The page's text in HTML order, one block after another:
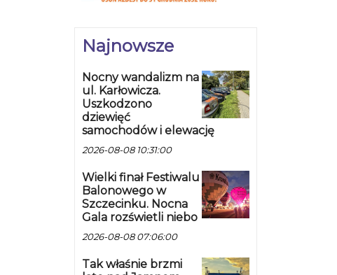
Najnowsze
Nocny wandalizm na
ul. Karłowicza.
Uszkodzono
dziewięć
samochodów i elewację
2026-08-08 10:31:00
Wielki finał Festiwalu
Balonowego w
Szczecinku. Nocna
Gala rozświetli niebo
2026-08-08 07:06:00
Tak właśnie brzmi